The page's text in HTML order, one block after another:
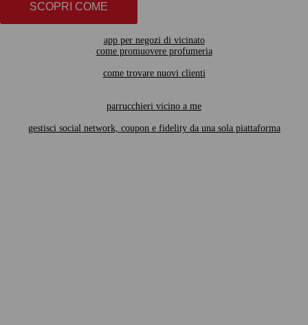
SCOPRI COME
app per negozi di vicinato
come promuovere profumeria
come trovare nuovi clienti
parrucchieri vicino a me
gestisci social network, coupon e fidelity da una sola piattaforma